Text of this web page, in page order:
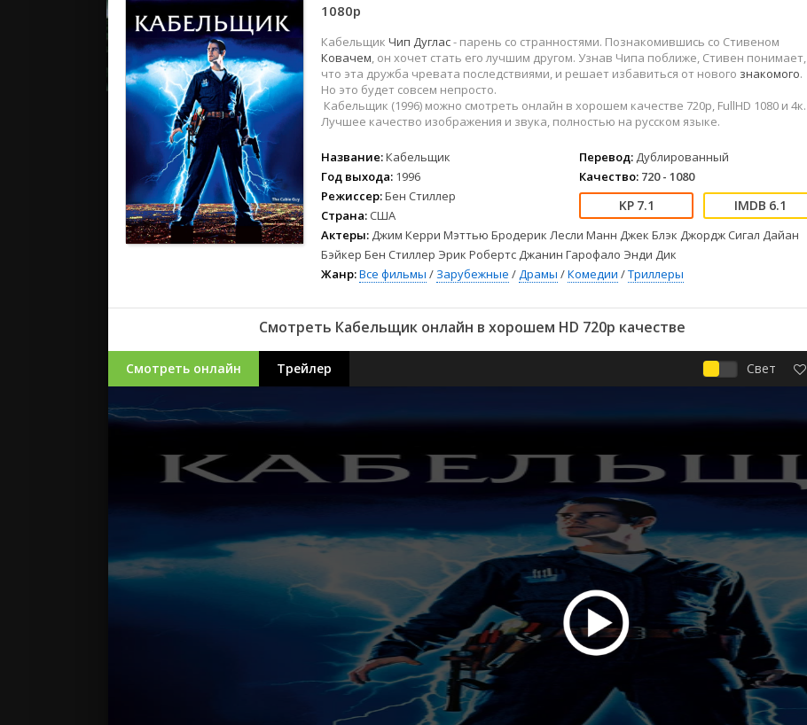
2024
2023
2022
2021
СССР
Зарубежные
Детективы
Детские
Драмы
Комедии
Приключения
Семейные
Спорт
Триллеры
Ужасы
Фантастика
Фэнтези
2023
2022
2021
СССР
Зарубежные
Фильмы из соцетей
1080р
Кабельщик Чип Дуглас- парень со странностями. Познакомившись со Стивеном
Ковачем, он хочет стать его лучшим другом. Узнав Чипа поближе, Стивен понимает,
что эта дружба чревата последствиями, и решает избавиться от нового знакомого.
Но это будет совсем непросто.
Кабельщик (1996) можно смотреть онлайн в хорошем качестве 720p, FullHD 1080 и 4к.
Лучшее качество изображения и звука, полностью на русском языке.
Название:Кабельщик
Год выхода: 1996
Режиссер:Бен Стиллер
Страна: США
Перевод: Дублированный
Качество: 720 - 1080
7.1 6.1
Актеры: Джим Керри Мэттью Бродерик Лесли Манн Джек Блэк Джордж Сигал Дайан
Бэйкер Бен Стиллер Эрик Робертс Джанин Гарофало Энди Дик
Жанр:Все фильмы / Зарубежные /Драмы /Комедии /Триллеры
Смотреть Кабельщик онлайн в хорошем HD 720p качестве
Смотреть онлайн Трейлер Свет